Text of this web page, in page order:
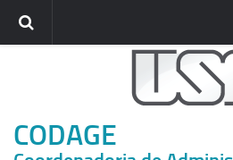
Gabinete
Departamentos
CODAGE